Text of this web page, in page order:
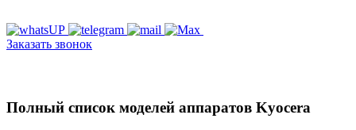
Заказать звонок
Полный список моделей аппаратов Kyocera